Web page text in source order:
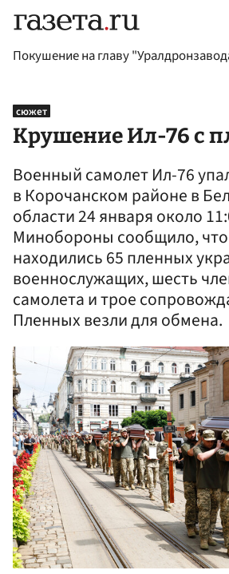
Покушение на главу
сюжет
Крушение Ил-76 с
Военный самолет Ил-76
в Корочанском районе в
области 24 января около
Минобороны сообщило, что
находились 65 пленных
военнослужащих, шесть
самолета и трое
Пленных везли для обмена.